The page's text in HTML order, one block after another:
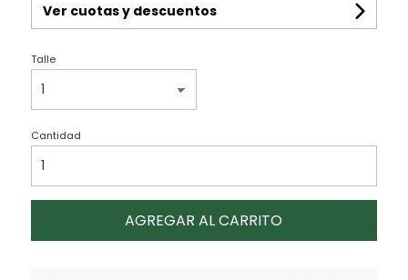
Ver cuotas y descuentos
Talle
Cantidad
AGREGAR AL CARRITO